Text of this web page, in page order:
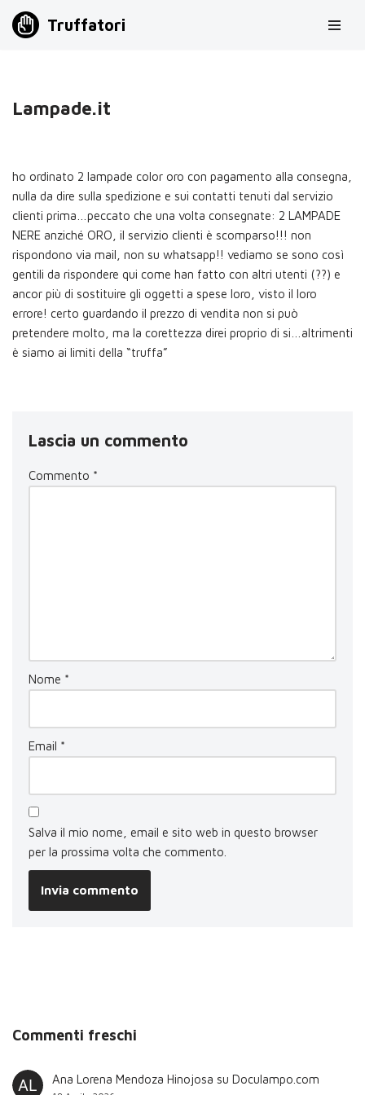
Truffatori
Lampade.it
ho ordinato 2 lampade color oro con pagamento alla consegna,
nulla da dire sulla spedizione e sui contatti tenuti dal servizio
clienti prima…peccato che una volta consegnate: 2 LAMPADE
NERE anziché ORO, il servizio clienti è scomparso!!! non
rispondono via mail, non su whatsapp!! vediamo se sono così
gentili da rispondere qui come han fatto con altri utenti (??) e
ancor più di sostituire gli oggetti a spese loro, visto il loro
errore! certo guardando il prezzo di vendita non si può
pretendere molto, ma la corettezza direi proprio di si…altrimenti
è siamo ai limiti della “truffa”
Lascia un commento
Commento *
Nome *
Email *
Salva il mio nome, email e sito web in questo browser
per la prossima volta che commento.
Commenti freschi
Ana Lorena Mendoza Hinojosa su Doculampo.com